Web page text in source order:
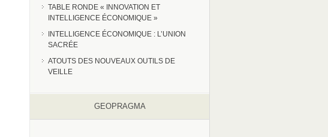
TABLE RONDE « INNOVATION ET
INTELLIGENCE ÉCONOMIQUE »
INTELLIGENCE ÉCONOMIQUE : L’UNION
SACRÉE
ATOUTS DES NOUVEAUX OUTILS DE
VEILLE
GEOPRAGMA